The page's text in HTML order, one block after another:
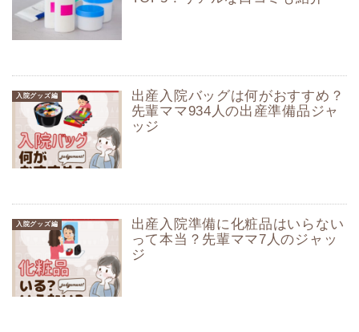
入院グッズ編
出産入院バッグは何がおすすめ？
先輩ママ934人の出産準備品ジャ
ッジ
入院グッズ編
出産入院準備に化粧品はいらない
って本当？先輩ママ7人のジャッ
ジ